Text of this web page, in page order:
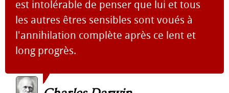
est intolérable de penser que lui et tous
les autres êtres sensibles sont voués à
l'annihilation complète après ce lent et
long progrès.